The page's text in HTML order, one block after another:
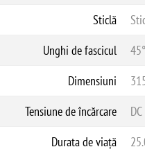
Sticlă
Unghi de fascicul
45°
Dimensiuni
Tensiune de încărcare
Durata de viață